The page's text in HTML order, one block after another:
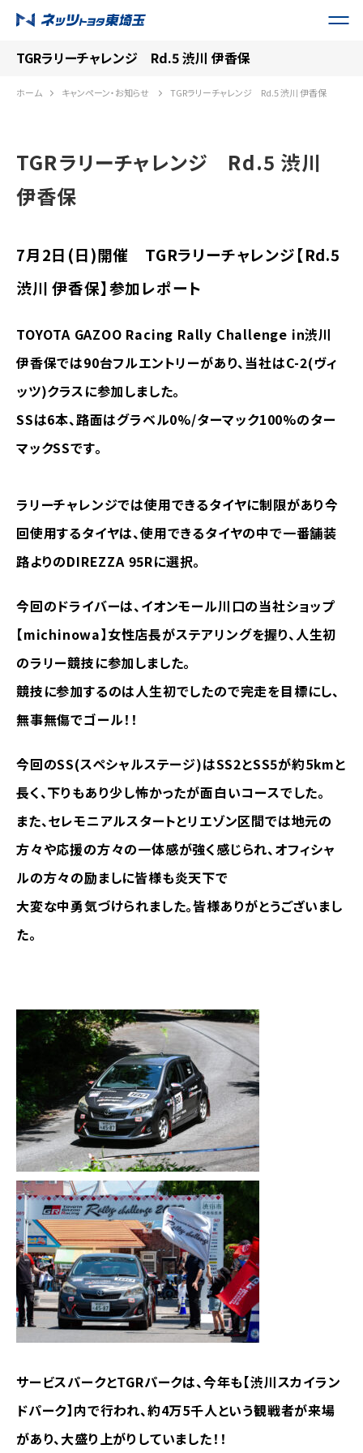
TGRラリーチャレンジ Rd.5 渋川 伊香保
ホーム キャンペーン・お知らせ TGRラリーチャレンジ Rd.5 渋川 伊香保
TGRラリーチャレンジ Rd.5 渋川
伊香保
7月2日(日)開催 TGRラリーチャレンジ【Rd.5
渋川 伊香保】参加レポート
TOYOTA GAZOO Racing Rally Challenge in渋川
伊香保では90台フルエントリーがあり、当社はC-2(ヴィ
ッツ)クラスに参加しました。
SSは6本、路面はグラベル0%/ターマック100%のター
マックSSです。
ラリーチャレンジでは使用できるタイヤに制限があり今
回使用するタイヤは、使用できるタイヤの中で一番舗装
路よりのDIREZZA 95Rに選択。
今回のドライバーは、イオンモール川口の当社ショップ
【michinowa】女性店長がステアリングを握り、人生初
のラリー競技に参加しました。
競技に参加するのは人生初でしたので完走を目標にし、
無事無傷でゴール！！
今回のSS(スペシャルステージ)はSS2とSS5が約5kmと
長く、下りもあり少し怖かったが面白いコースでした。
また、セレモニアルスタートとリエゾン区間では地元の
方々や応援の方々の一体感が強く感じられ、オフィシャ
ルの方々の励ましに皆様も炎天下で
大変な中勇気づけられました。皆様ありがとうございまし
た。
サービスパークとTGRパークは、今年も【渋川スカイラン
ドパーク】内で行われ、約4万5千人という観戦者が来場
があり、大盛り上がりしていました！！